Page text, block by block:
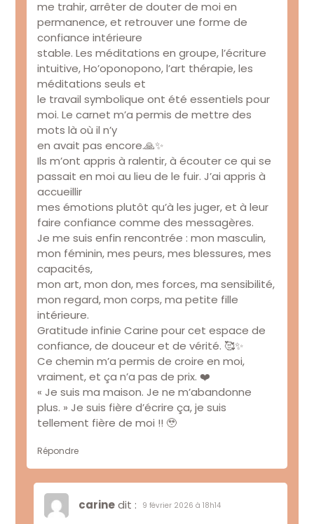
me trahir, arrêter de douter de moi en
permanence, et retrouver une forme de
confiance intérieure
stable. Les méditations en groupe, l’écriture
intuitive, Ho’oponopono, l’art thérapie, les
méditations seuls et
le travail symbolique ont été essentiels pour
moi. Le carnet m’a permis de mettre des
mots là où il n’y
en avait pas encore.🙏✨
Ils m’ont appris à ralentir, à écouter ce qui se
passait en moi au lieu de le fuir. J’ai appris à
accueillir
mes émotions plutôt qu’à les juger, et à leur
faire confiance comme des messagères.
Je me suis enfin rencontrée : mon masculin,
mon féminin, mes peurs, mes blessures, mes
capacités,
mon art, mon don, mes forces, ma sensibilité,
mon regard, mon corps, ma petite fille
intérieure.
Gratitude infinie Carine pour cet espace de
confiance, de douceur et de vérité. 🥰✨
Ce chemin m’a permis de croire en moi,
vraiment, et ça n’a pas de prix. ❤️
« Je suis ma maison. Je ne m’abandonne
plus. » Je suis fière d’écrire ça, je suis
tellement fière de moi !! 🥹
Répondre
carine dit : 9 février 2026 à 18h14